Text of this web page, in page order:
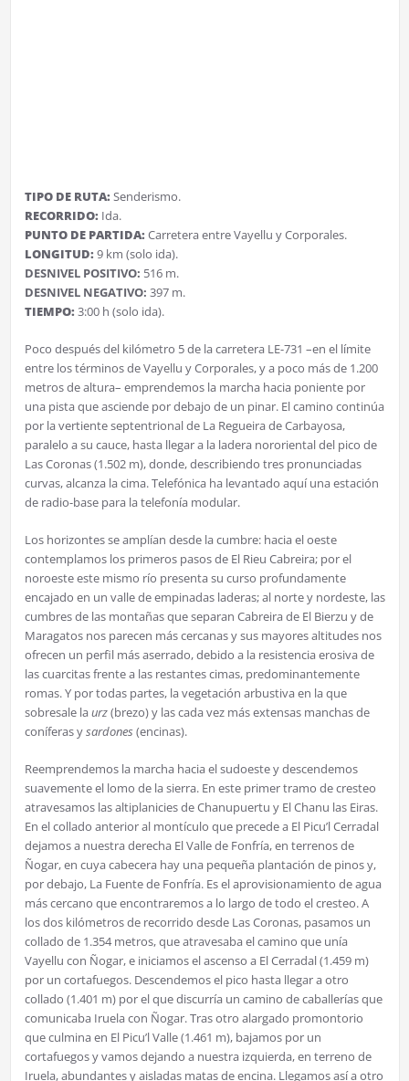
TIPO DE RUTA: Senderismo.
RECORRIDO: Ida.
PUNTO DE PARTIDA: Carretera entre Vayellu y Corporales.
LONGITUD: 9 km (solo ida).
DESNIVEL POSITIVO: 516 m.
DESNIVEL NEGATIVO: 397 m.
TIEMPO: 3:00 h (solo ida).
Poco después del kilómetro 5 de la carretera LE-731 –en el límite
entre los términos de Vayellu y Corporales, y a poco más de 1.200
metros de altura– emprendemos la marcha hacia poniente por
una pista que asciende por debajo de un pinar. El camino continúa
por la vertiente septentrional de La Regueira de Carbayosa,
paralelo a su cauce, hasta llegar a la ladera nororiental del pico de
Las Coronas (1.502 m), donde, describiendo tres pronunciadas
curvas, alcanza la cima. Telefónica ha levantado aquí una estación
de radio-base para la telefonía modular.
Los horizontes se amplían desde la cumbre: hacia el oeste
contemplamos los primeros pasos de El Rieu Cabreira; por el
noroeste este mismo río presenta su curso profundamente
encajado en un valle de empinadas laderas; al norte y nordeste, las
cumbres de las montañas que separan Cabreira de El Bierzu y de
Maragatos nos parecen más cercanas y sus mayores altitudes nos
ofrecen un perfil más aserrado, debido a la resistencia erosiva de
las cuarcitas frente a las restantes cimas, predominantemente
romas. Y por todas partes, la vegetación arbustiva en la que
sobresale laurz(brezo) y las cada vez más extensas manchas de
coníferas ysardones (encinas).
Reemprendemos la marcha hacia el sudoeste y descendemos
suavemente el lomo de la sierra. En este primer tramo de cresteo
atravesamos las altiplanicies de Chanupuertu y El Chanu las Eiras.
En el collado anterior al montículo que precede a El Picu’l Cerradal
dejamos a nuestra derecha El Valle de Fonfría, en terrenos de
Ñogar, en cuya cabecera hay una pequeña plantación de pinos y,
por debajo, La Fuente de Fonfría. Es el aprovisionamiento de agua
más cercano que encontraremos a lo largo de todo el cresteo. A
los dos kilómetros de recorrido desde Las Coronas, pasamos un
collado de 1.354 metros, que atravesaba el camino que unía
Vayellu con Ñogar, e iniciamos el ascenso a El Cerradal (1.459 m)
por un cortafuegos. Descendemos el pico hasta llegar a otro
collado (1.401 m) por el que discurría un camino de caballerías que
comunicaba Iruela con Ñogar. Tras otro alargado promontorio
que culmina en El Picu’l Valle (1.461 m), bajamos por un
cortafuegos y vamos dejando a nuestra izquierda, en terreno de
Iruela, abundantes y aisladas matas de encina. Llegamos así a otro